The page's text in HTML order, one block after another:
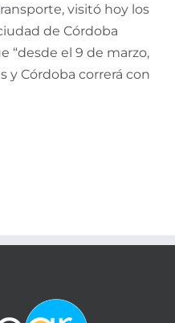
visitó hoy los
de Córdoba
“desde el 9 de marzo,
y Córdoba correrá con